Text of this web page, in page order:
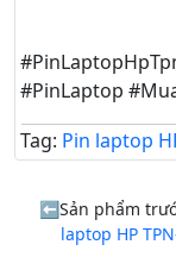
#PinLaptop
Tag: Pin laptop
Sản phẩm
laptop HP